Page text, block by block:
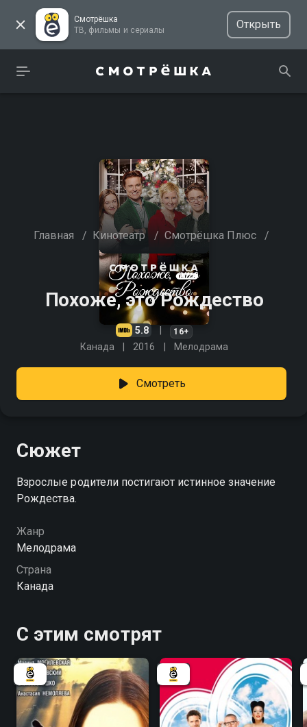
Смотрёшка
ТВ, фильмы и сериалы
Открыть
Главная / Кинотеатр / Смотрёшка Плюс /
Похоже, это Рождество
5.8 16+
Канада 2016 Мелодрама
Смотреть
Сюжет
Взрослые родители постигают истинное значение
Рождества.
Жанр
Мелодрама
Страна
Канада
С этим смотрят